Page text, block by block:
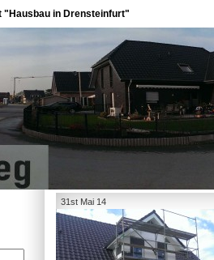
"Hausbau in Drensteinfurt"
31st Mai 14